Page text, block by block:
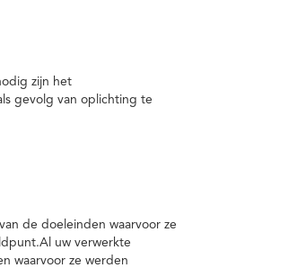
zijn het
gevolg van oplichting te
de doeleinden waarvoor ze
uw verwerkte
waarvoor ze werden